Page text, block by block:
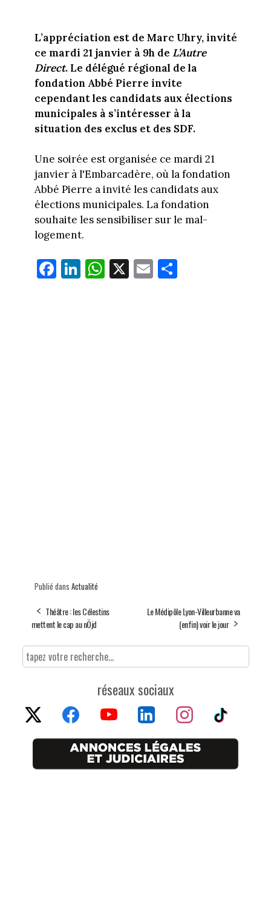
L’appréciation est de Marc Uhry, invité
ce mardi 21 janvier à 9h de L’Autre
Direct. Le délégué régional de la
fondation Abbé Pierre invite
cependant les candidats aux élections
municipales à s’intéresser à la
situation des exclus et des SDF.
Une soirée est organisée ce mardi 21
janvier à l'Embarcadère, où la fondation
Abbé Pierre a invité les candidats aux
élections municipales. La fondation
souhaite les sensibiliser sur le mal-
logement.
Fa
ce
Li
nk
W
ha
X E
m
Pa
rt
Publié dans Actualité
Théâtre : les Célestins
mettent le cap au nÖjd
Le Médipôle Lyon-Villeurbanne va
(enfin) voir le jour
réseaux sociaux